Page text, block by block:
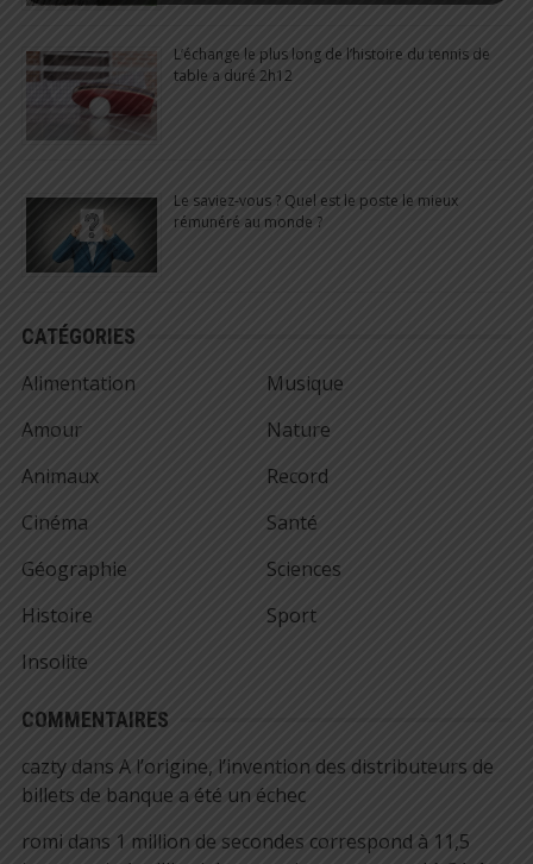
L’échange le plus long de l’histoire du tennis de
table a duré 2h12
Le saviez-vous ? Quel est le poste le mieux
rémunéré au monde ?
CATÉGORIES
Alimentation
Amour
Animaux
Cinéma
Géographie
Histoire
Insolite
Musique
Nature
Record
Santé
Sciences
Sport
COMMENTAIRES
caztydans A l’origine, l’invention des distributeurs de
billets de banque a été un échec
romi dans 1 million de secondes correspond à 11,5